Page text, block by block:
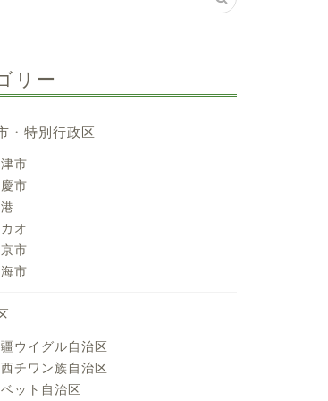
リー
・特別行政区
市
市
オ
市
市
ウイグル自治区
チワン族自治区
ット自治区